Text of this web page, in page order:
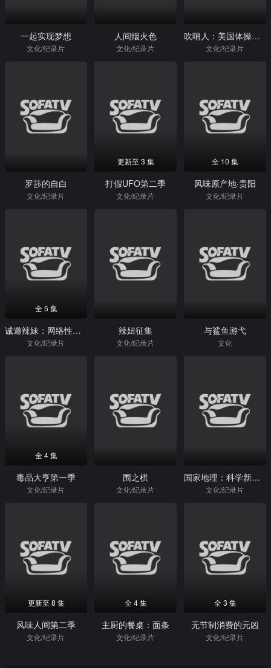
一起实现梦想
文化/纪录片
人间烟火色
文化/纪录片
吹哨人：美国体操队性侵丑闻追踪
文化/纪录片
罗莎的自白
文化/纪录片
更新至 3 集
打假UFO第二季
文化/纪录片
全 10 集
风味原产地·贵阳
文化/纪录片
全 5 集
诚邀辣妹：网络性与爱
文化/纪录片
辣妞征集
文化/纪录片
与鲨鱼游弋
文化
全 4 集
毒品大亨第一季
文化/纪录片
围之棋
文化/纪录片
国家地理：科学新发现系列子弹研究
文化/纪录片
更新至 8 集
风味人间第二季
文化/纪录片
全 4 集
主厨的餐桌：面条
文化/纪录片
全 3 集
无节制消费的元凶
文化/纪录片